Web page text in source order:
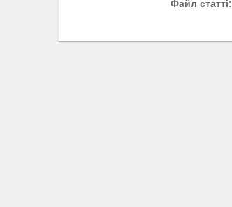
Файл статті: